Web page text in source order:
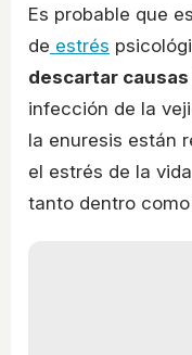
Es probable que
de estrés
descartar
infección de la
la enuresis están
el estrés de la
tanto dentro